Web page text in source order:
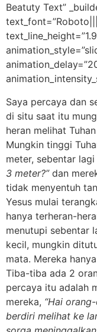
Beatuty Text”
Saya percaya dan
di situ saat itu
heran melihat
Mungkin tinggi
meter, sebentar
3 meter?”dan
tidak menyentuh
Yesus mulai
hanya terheran-
menutupi sebentar
kecil, mungkin
mata. Mereka
Tiba-tiba ada 2
percaya itu adalah
mereka, “Hai
berdiri melihat ke